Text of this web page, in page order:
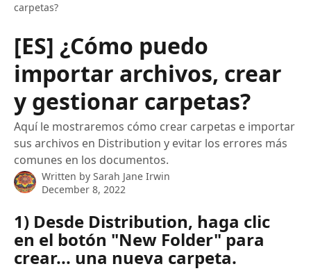
carpetas?
[ES] ¿Cómo puedo
importar archivos, crear
y gestionar carpetas?
Aquí le mostraremos cómo crear carpetas e importar
sus archivos en Distribution y evitar los errores más
comunes en los documentos.
Written by Sarah Jane Irwin
December 8, 2022
1) Desde Distribution, haga clic
en el botón "New Folder" para
crear... una nueva carpeta.